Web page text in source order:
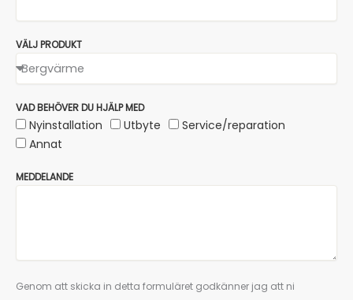
VÄLJ PRODUKT
VAD BEHÖVER DU HJÄLP MED
Nyinstallation Utbyte
Service/reparation
Annat
MEDDELANDE
Genom att skicka in detta formuläret godkänner jag att ni